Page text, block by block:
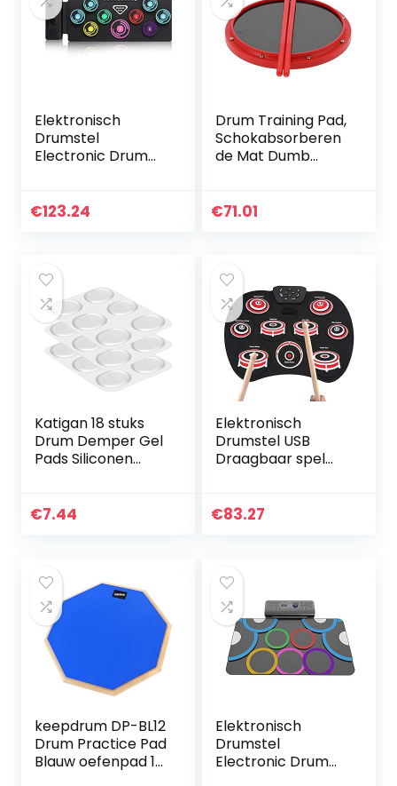
Elektronisch
Drumstel
Electronic Drum
Practice Pad voor
€123.24
Drum Training Pad,
Schokabsorberen
de Mat Dumb
Outdoor voor
€71.01
Katigan 18 stuks
Drum Demper Gel
Pads Siliconen
Control-Clear
€7.44
Elektronisch
Drumstel USB
Draagbaar spel
Electronic Drum
€83.27
keepdrum DP-BL12
Drum Practice Pad
Blauw oefenpad 12
Elektronisch
Drumstel
Electronic Drum